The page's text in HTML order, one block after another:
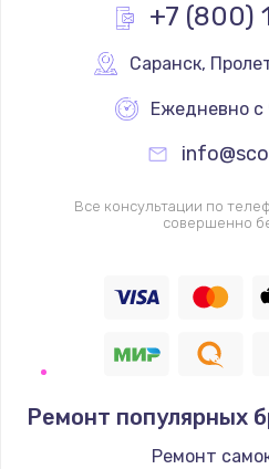
+7 (800)
Саранск,
Ежедневно с
Все консультации по
совершенно
Ремонт популярных
Ремонт